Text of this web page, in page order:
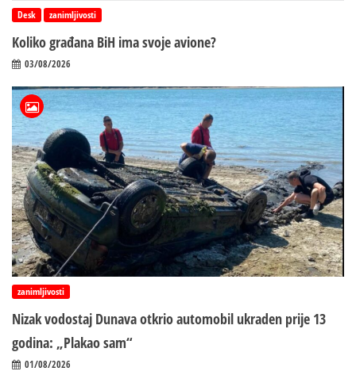
Desk zanimljivosti
Koliko građana BiH ima svoje avione?
03/08/2026
zanimljivosti
Nizak vodostaj Dunava otkrio automobil ukraden prije 13
godina: „Plakao sam“
01/08/2026